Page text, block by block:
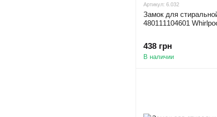
Артикул: 6.032
Замок для
480111104601
438 грн
В наличии